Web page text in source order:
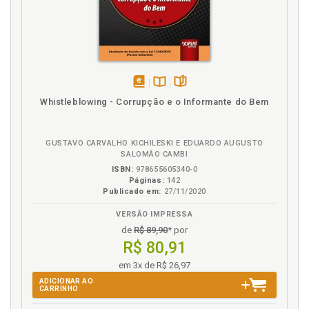
Esclarecimentos. Pedidos de esclarecimentos e
impugnação, p. 119
Execução. Regimes de execução, p. 65
Exigências da LRF, p. 84
Falhas processuais, p. 148
Fases da contratação pública, p. 34
Forma de entrega ou regime de execução, p. 63
Fraudes nas licitações, p. 152
H
Habilitação, p. 93
disponível
em
Disponível
páginas
Whistleblowing - Corrupção e o Informante do Bem
GUSTAVO CARVALHO KICHILESKI E EDUARDO AUGUSTO
SALOMÃO CAMBI
ISBN: 978655605340-0
Páginas: 142
Publicado em: 27/11/2020
VERSÃO IMPRESSA
de R$ 89,90* por
R$ 80,91
em 3x de R$ 26,97
ADICIONAR AO
CARRINHO